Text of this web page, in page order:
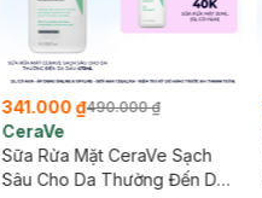
341.000 ₫490.000 ₫
CeraVe
Sữa Rửa Mặt CeraVe Sạch
Sâu Cho Da Thường Đến Da